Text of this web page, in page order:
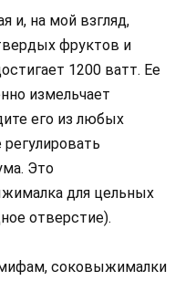
и, на мой взгляд,
фруктов и
1200 ватт. Ее
измельчает
его из любых
Это
для цельных
отверстие).
соковыжималки